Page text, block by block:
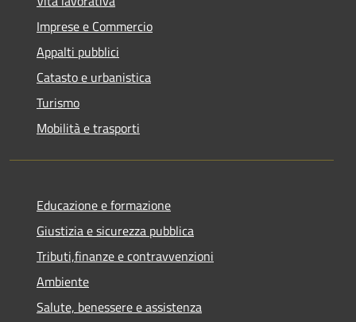
Imprese e Commercio
Appalti pubblici
Catasto e urbanistica
Turismo
Mobilità e trasporti
Educazione e formazione
Giustizia e sicurezza pubblica
Tributi,finanze e contravvenzioni
Ambiente
Salute, benessere e assistenza